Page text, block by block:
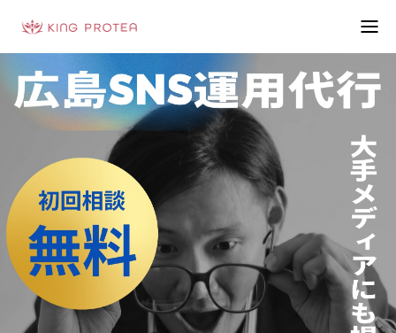
会社概要
特定商取引法の表示
プライバシーポリシー
利用規約
お問い合わせフォーム
お客様の声